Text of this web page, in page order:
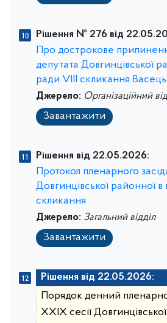
Рішення № 276 від
Про дострокове
депутата Довгинцівської
ради VІІІ скликання
Джерело: Організаційний
Завантажити
Рішення від 22.05.2026:
Протокол пленарного
Довгинцівської районної в
скликання
Джерело: Загальний відділ
Завантажити
Рішення від 22.05.2026:
Порядок денний
ХXIX сесії